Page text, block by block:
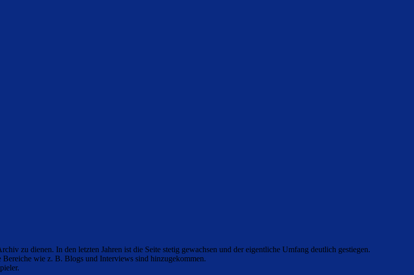
zu dienen. In den letzten Jahren ist die Seite stetig gewachsen und der eigentliche Umfang deutlich gestiegen.
wie z. B. Blogs und Interviews sind hinzugekommen.